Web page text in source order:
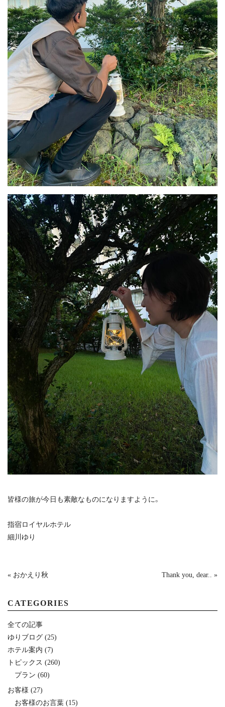
皆様の旅が今日も素敵なものになりますように。
指宿ロイヤルホテル
細川ゆり
« おかえり秋 Thank you, dear.. »
CATEGORIES
全ての記事
ゆりブログ (25)
ホテル案内 (7)
トピックス (260)
プラン (60)
お客様 (27)
お客様のお言葉 (15)